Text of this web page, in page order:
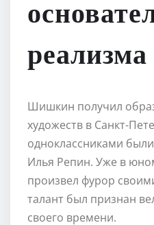
реализма
Шишкин получил
художеств в Санкт-
одноклассниками
Илья Репин. Уже в
произвел фурор
талант был признан
своего времени.